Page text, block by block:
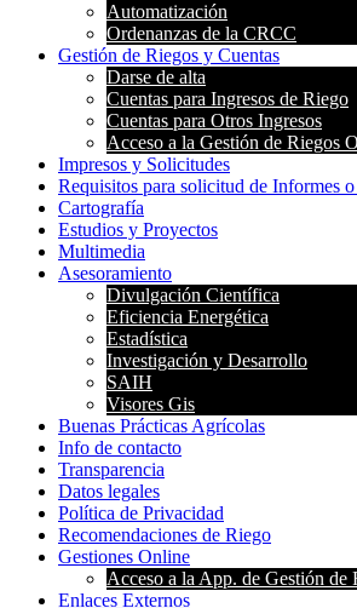
Automatización
Ordenanzas de la CRCC
Gestión de Riegos y Cuentas
Darse de alta
Cuentas para Ingresos de Riego
Cuentas para Otros Ingresos
Acceso a la Gestión de Riegos
Impresos y Solicitudes
Requisitos para solicitud de Informes
Cartografía
Estudios y Proyectos
Multimedia
Asesoramiento
Divulgación Científica
Eficiencia Energética
Estadística
Investigación y Desarrollo
SAIH
Visores Gis
Buenas Prácticas Agrícolas
Info de contacto
Transparencia
Datos legales
Política de Privacidad
Recomendaciones de Riego
Gestiones Online
Acceso a la App. de Gestión de
Enlaces Externos